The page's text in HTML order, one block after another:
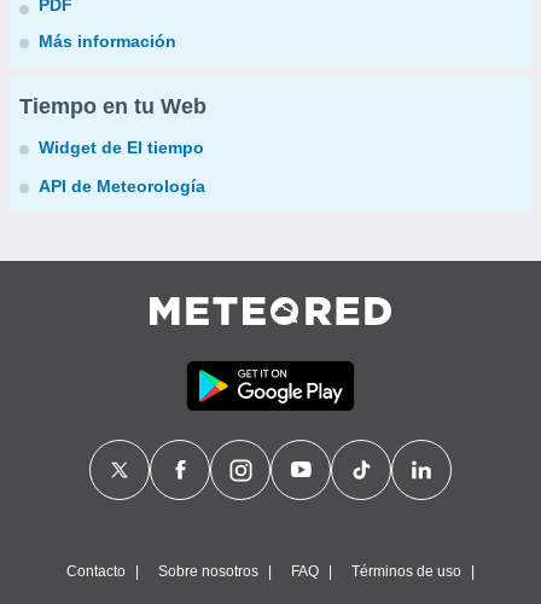
PDF
Más información
Tiempo en tu Web
Widget de El tiempo
API de Meteorología
Contacto Sobre nosotros FAQ Términos de uso